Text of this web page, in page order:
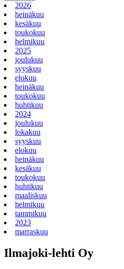
2026
heinäkuu
kesäkuu
toukokuu
helmikuu
2025
joulukuu
syyskuu
elokuu
heinäkuu
toukokuu
huhtikuu
2024
joulukuu
lokakuu
syyskuu
elokuu
heinäkuu
kesäkuu
toukokuu
huhtikuu
maaliskuu
helmikuu
tammikuu
2023
marraskuu
Ilmajoki-lehti Oy